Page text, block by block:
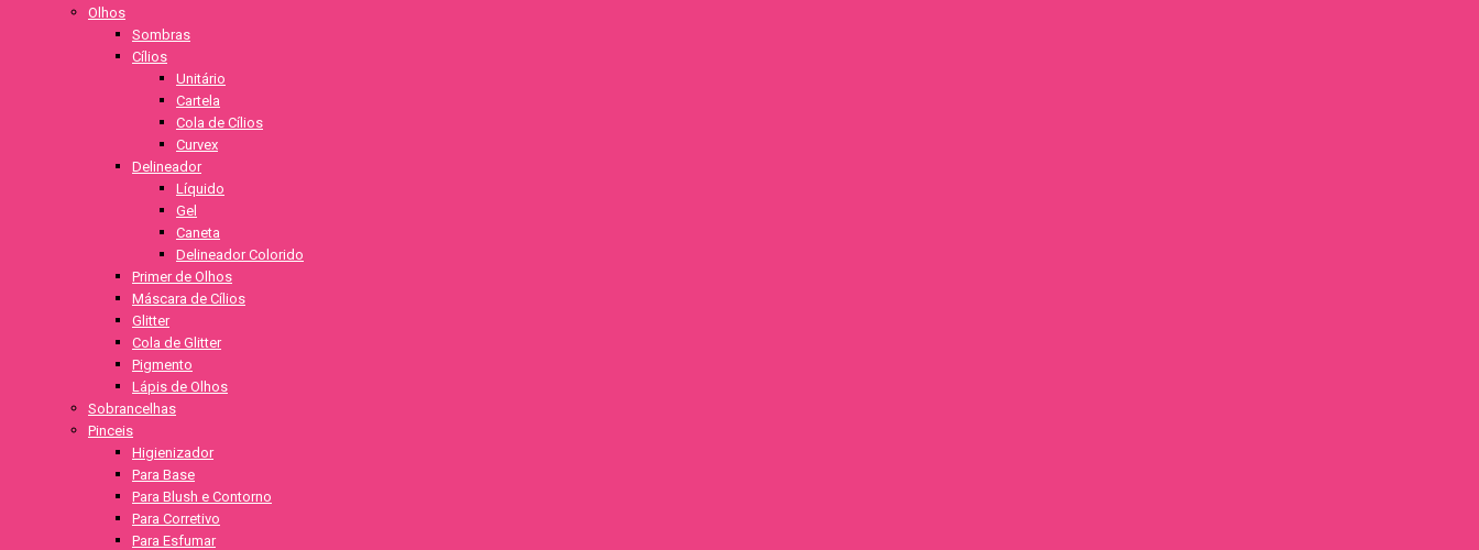
Olhos
Sombras
Cílios
Unitário
Cartela
Cola de Cílios
Curvex
Delineador
Líquido
Gel
Caneta
Delineador Colorido
Primer de Olhos
Máscara de Cílios
Glitter
Cola de Glitter
Pigmento
Lápis de Olhos
Sobrancelhas
Pinceis
Higienizador
Para Base
Para Blush e Contorno
Para Corretivo
Para Esfumar